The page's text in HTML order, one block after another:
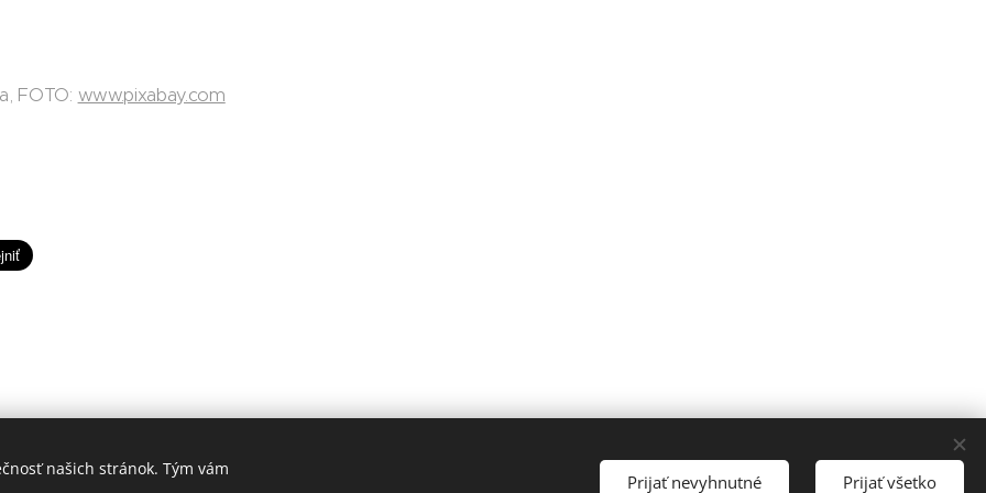
FOTO: www.pixabay.com
našich stránok. Tým vám
Prijať nevyhnutné Prijať všetko